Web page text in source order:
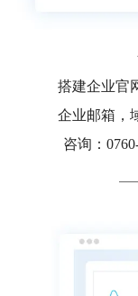
搭建企业官
企业邮箱，
咨询：